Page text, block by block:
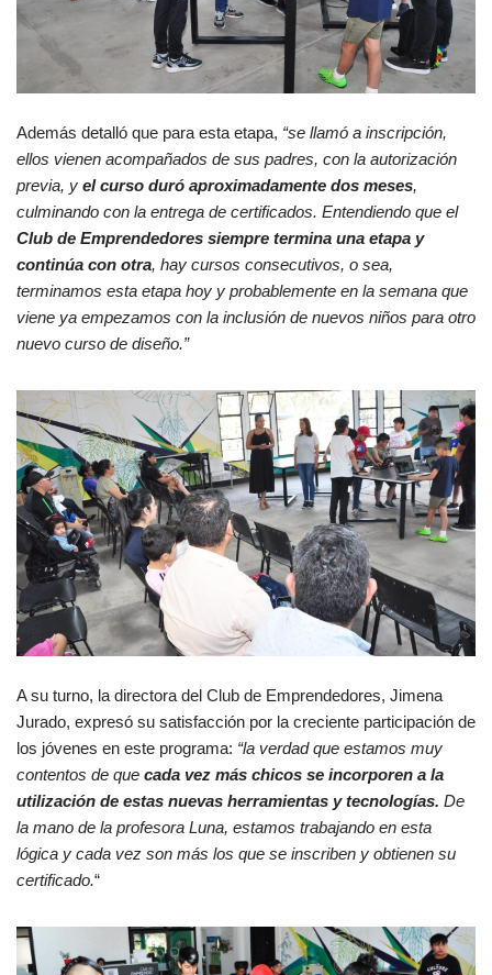
Además detalló que para esta etapa, “se llamó a inscripción,
ellos vienen acompañados de sus padres, con la autorización
previa, y el curso duró aproximadamente dos meses,
culminando con la entrega de certificados. Entendiendo que el
Club de Emprendedores siempre termina una etapa y
continúa con otra, hay cursos consecutivos, o sea,
terminamos esta etapa hoy y probablemente en la semana que
viene ya empezamos con la inclusión de nuevos niños para otro
nuevo curso de diseño.”
A su turno, la directora del Club de Emprendedores, Jimena
Jurado, expresó su satisfacción por la creciente participación de
los jóvenes en este programa: “la verdad que estamos muy
contentos de que cada vez más chicos se incorporen a la
utilización de estas nuevas herramientas y tecnologías. De
la mano de la profesora Luna, estamos trabajando en esta
lógica y cada vez son más los que se inscriben y obtienen su
certificado.“